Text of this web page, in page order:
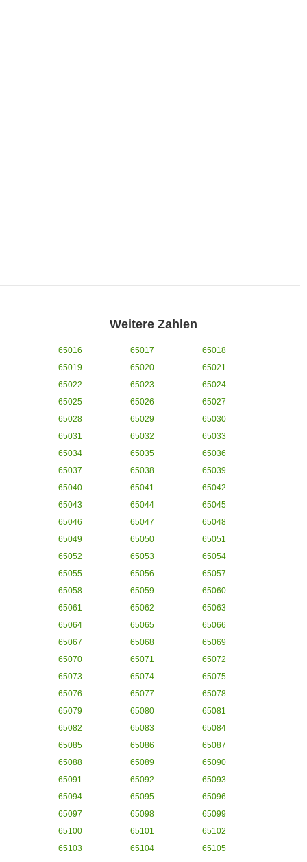
Weitere Zahlen
65016 65017
65018
65019
65020
65021
65022
65023
65024
65025
65026
65027
65028
65029
65030
65031
65032
65033
65034
65035
65036
65037
65038
65039
65040
65041
65042
65043
65044
65045
65046
65047
65048
65049
65050
65051
65052
65053
65054
65055
65056
65057
65058
65059
65060
65061
65062
65063
65064
65065
65066
65067
65068
65069
65070
65071
65072
65073
65074
65075
65076
65077
65078
65079
65080
65081
65082
65083
65084
65085
65086
65087
65088
65089
65090
65091
65092
65093
65094
65095
65096
65097
65098
65099
65100
65101
65102
65103
65104
65105